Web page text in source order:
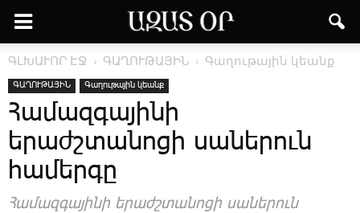
ԳԼԽԱՒՈՐ ԷՋ ԳԱՂՈՒԹԱՅԻՆ Գաղութային կեանք
ԳԱՂՈՒԹԱՅԻՆ Գաղութային կեանք
Համազգայինի
երաժշտանոցի սաներուն
համերգը
­Հա­մազ­գա­յի­նի ե­րաժշ­տա­նո­ցի սա­նե­րուն